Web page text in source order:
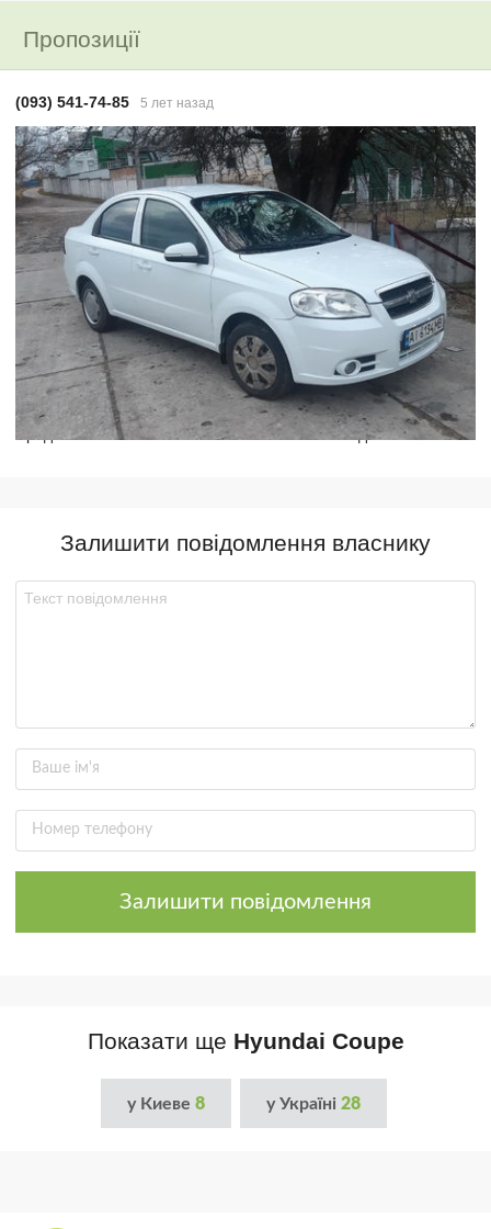
Пропозиції
(093) 541-74-85 5 лет назад
Предлагаю обмен на Chevrolet Aveo 2015г. без доплаты
Залишити повідомлення власнику
Залишити повідомлення
Показати ще Hyundai Coupe
у Киеве 8 у Україні 28